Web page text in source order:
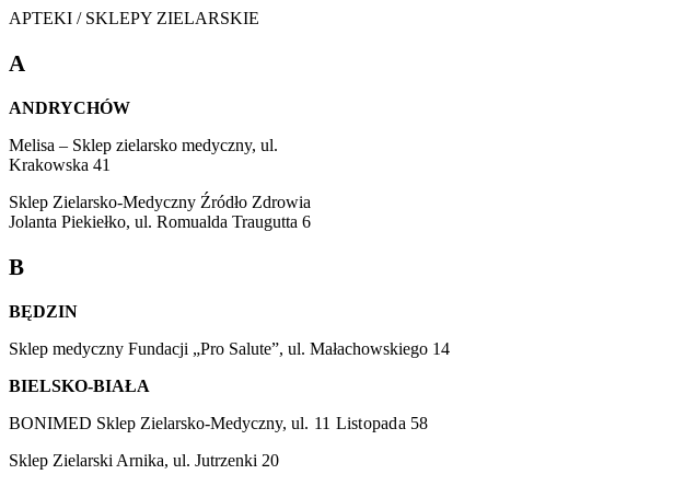
APTEKI / SKLEPY ZIELARSKIE
A
ANDRYCHÓW
Melisa – Sklep zielarsko medyczny, ul.
Krakowska 41
Sklep Zielarsko-Medyczny Źródło Zdrowia
Jolanta Piekiełko, ul. Romualda Traugutta 6
B
BĘDZIN
Sklep medyczny Fundacji „Pro Salute”, ul. Małachowskiego 14
BIELSKO-BIAŁA
BONIMED Sklep Zielarsko-Medyczny, ul. 11 Listopada 58
Sklep Zielarski Arnika, ul. Jutrzenki 20